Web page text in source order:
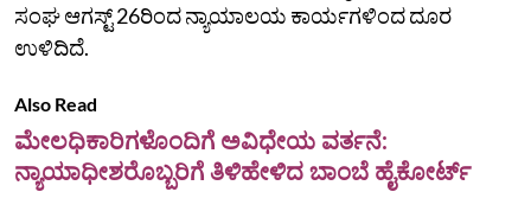
ಸಂಘ ಆಗಸ್ಟ್ 26ರಿಂದ ನ್ಯಾಯಾಲಯ ಕಾರ್ಯಗಳಿಂದ ದೂರ
ಉಳಿದಿದೆ.
Also Read
ಮೇಲಧಿಕಾರಿಗಳೊಂದಿಗೆ ಅವಿಧೇಯ ವರ್ತನೆ:
ನ್ಯಾಯಾಧೀಶರೊಬ್ಬರಿಗೆ ತಿಳಿಹೇಳಿದ ಬಾಂಬೆ ಹೈಕೋರ್ಟ್